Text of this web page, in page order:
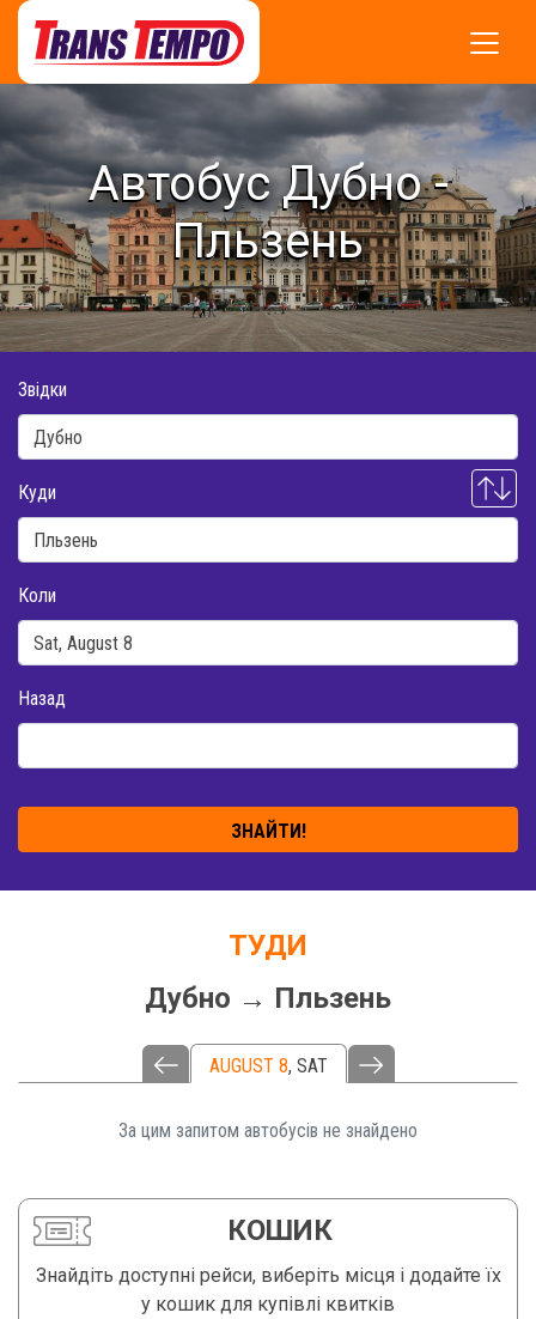
Автобус Дубно -
Пльзень
Звідки
Куди
Коли
Назад
ЗНАЙТИ!
ТУДИ
Дубно → Пльзень
AUGUST 8, SAT
За цим запитом автобусів не знайдено️
КОШИК
Знайдіть доступні рейси, виберіть місця і додайте їх
у кошик для купівлі квитків